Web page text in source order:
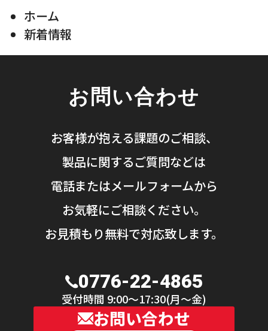
ホーム
新着情報
お問い合わせ
お客様が抱える課題のご相談、
製品に関するご質問などは
電話またはメールフォームから
お気軽にご相談ください。
お見積もり無料で対応致します。
0776-22-4865
受付時間 9:00〜17:30(月〜金)
お問い合わせ